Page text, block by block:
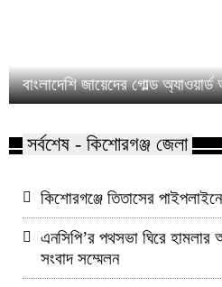
বাংলাদেশি জায়েদের গোল্ড অ্যাওয়ার্ড
সর্বশেষ - কিশোরগঞ্জ জেলা
কিশোরগঞ্জে তিতাসের
এনসিপি’র পথসভা ঘিরে হামলার
সংবাদ সম্মেলন